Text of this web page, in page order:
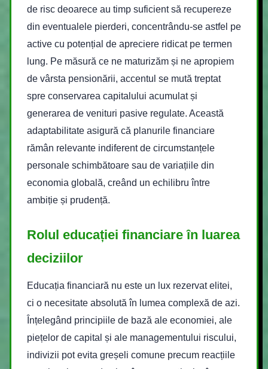
de risc deoarece au timp suficient să recupereze
din eventualele pierderi, concentrându-se astfel pe
active cu potențial de apreciere ridicat pe termen
lung. Pe măsură ce ne maturizăm și ne apropiem
de vârsta pensionării, accentul se mută treptat
spre conservarea capitalului acumulat și
generarea de venituri pasive regulate. Această
adaptabilitate asigură că planurile financiare
rămân relevante indiferent de circumstanțele
personale schimbătoare sau de variațiile din
economia globală, creând un echilibru între
ambiție și prudență.
Rolul educației financiare în luarea
deciziilor
Educația financiară nu este un lux rezervat elitei,
ci o necesitate absolută în lumea complexă de azi.
Înțelegând principiile de bază ale economiei, ale
piețelor de capital și ale managementului riscului,
indivizii pot evita greșeli comune precum reacțiile